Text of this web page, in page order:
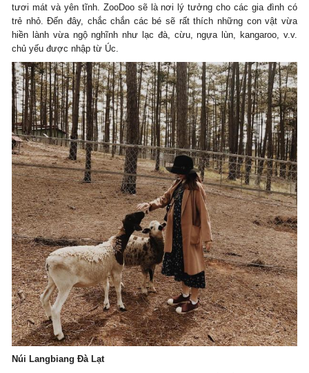
tươi mát và yên tĩnh. ZooDoo sẽ là nơi lý tưởng cho các gia đình có
trẻ nhỏ. Đến đây, chắc chắn các bé sẽ rất thích những con vật vừa
hiền lành vừa ngộ nghĩnh như lạc đà, cừu, ngựa lùn, kangaroo, v.v.
chủ yếu được nhập từ Úc.
Núi Langbiang Đà Lạt